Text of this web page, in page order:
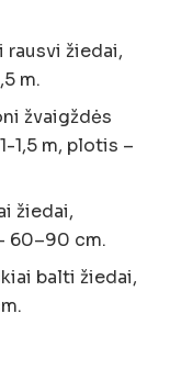
rausvi žiedai,
m.
žvaigždės
1,5 m, plotis –
žiedai,
60–90 cm.
balti žiedai,